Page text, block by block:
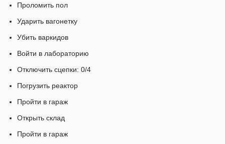
Проломить пол
Ударить вагонетку
Убить варкидов
Войти в лабораторию
Отключить сцепки: 0/4
Погрузить реактор
Пройти в гараж
Открыть склад
Пройти в гараж